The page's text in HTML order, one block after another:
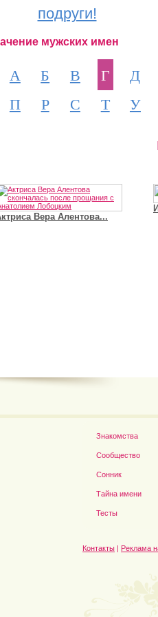
подруги!
мужских имен
А Б В Г Д
П
Р С Т У
Вера Алентова...
Знакомства
Сообщество
Сонник
Тайна имени
Тесты
Контакты | Реклама